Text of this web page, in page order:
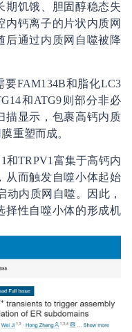
期饥饿、胆固醇稳态失
内钙离子的片状内质网
后通过内质网自噬被降
FAM134B和脂化LC3
和ATG9则部分非必
描显示，包裹高钙内质
重塑而成。
和TRPV1富集于高钙内
从而触发自噬小体起始
动内质网自噬。因此，
择性自噬小体的形成机